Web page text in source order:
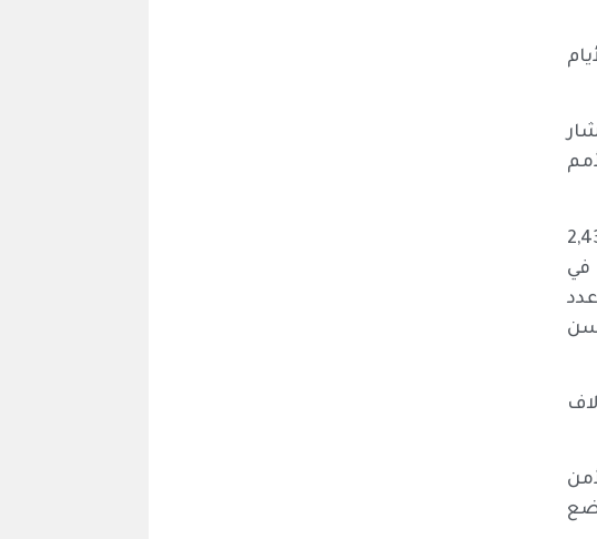
خلال الأيام
سنة في دولة فلسطين 2,432,534
في
قُدر عدد
منهم حوالي 15% دون سن
شهيد وجريح، معظمهم أطفال ونساء، وما يزيد على 10 آلاف